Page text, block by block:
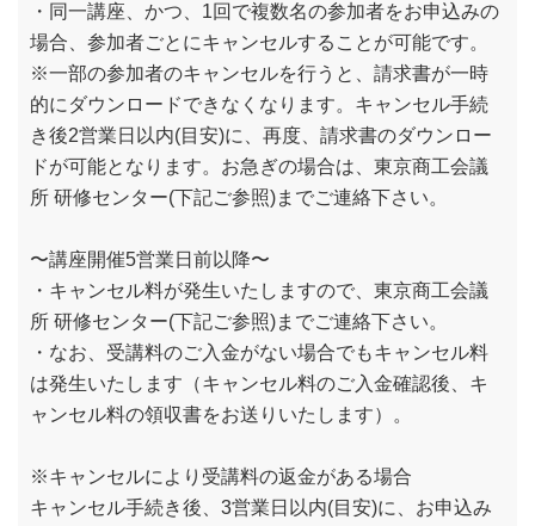
・同一講座、かつ、1回で複数名の参加者をお申込みの
場合、参加者ごとにキャンセルすることが可能です。
※一部の参加者のキャンセルを行うと、請求書が一時
的にダウンロードできなくなります。キャンセル手続
き後2営業日以内(目安)に、再度、請求書のダウンロー
ドが可能となります。お急ぎの場合は、東京商工会議
所 研修センター(下記ご参照)までご連絡下さい。
〜講座開催5営業日前以降〜
・キャンセル料が発生いたしますので、東京商工会議
所 研修センター(下記ご参照)までご連絡下さい。
・なお、受講料のご入金がない場合でもキャンセル料
は発生いたします（キャンセル料のご入金確認後、キ
ャンセル料の領収書をお送りいたします）。
※キャンセルにより受講料の返金がある場合
キャンセル手続き後、3営業日以内(目安)に、お申込み